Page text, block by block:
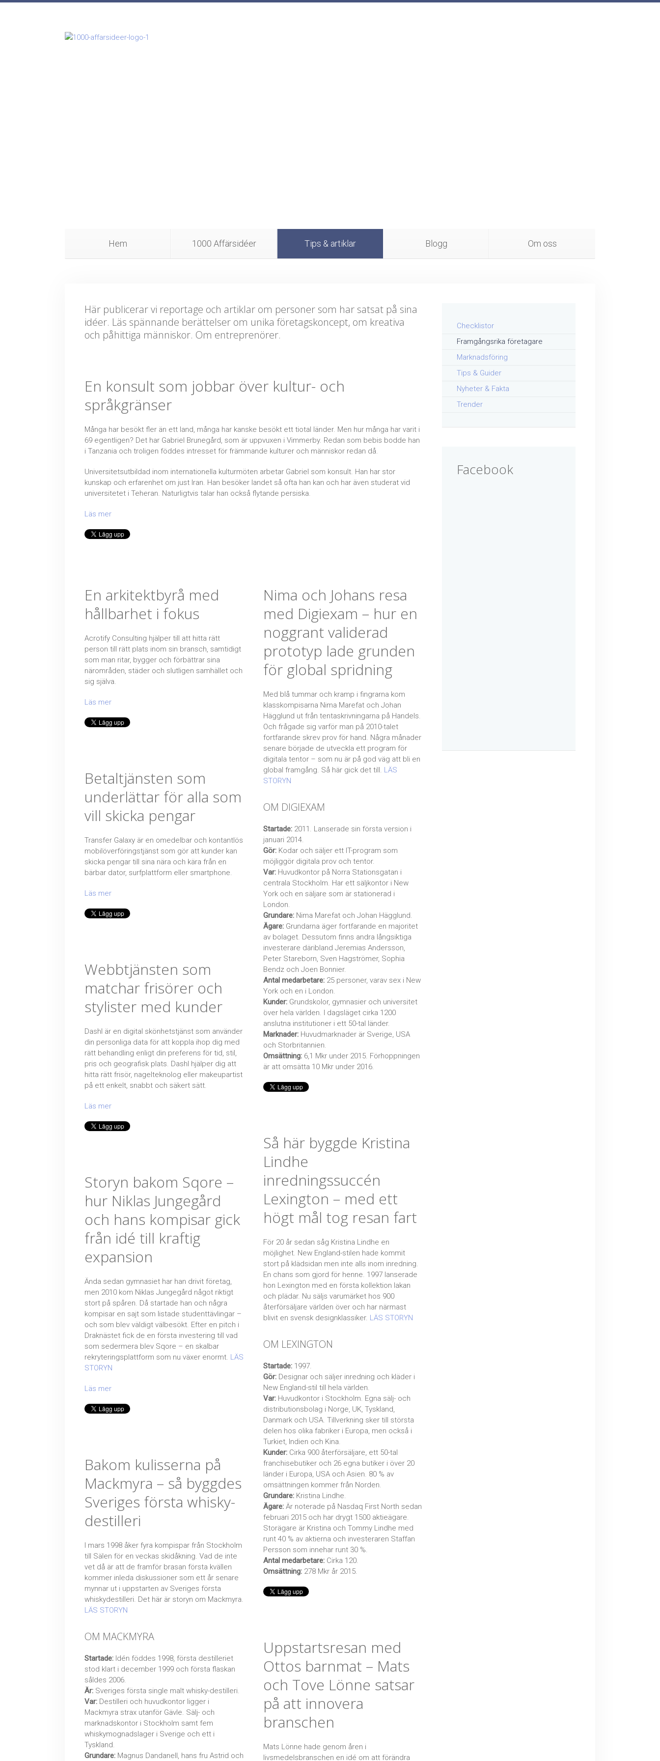
Hem 1000 Affärsidéer Tips & artiklar Blogg Om oss
Här publicerar vi reportage och artiklar om personer som har satsat på sina
idéer. Läs spännande berättelser om unika företagskoncept, om kreativa
och påhittiga människor. Om entreprenörer.
En konsult som jobbar över kultur- och
språkgränser
Många har besökt fler än ett land, många har kanske besökt ett tiotal länder. Men hur många har varit i
69 egentligen? Det har Gabriel Brunegård, som är uppvuxen i Vimmerby. Redan som bebis bodde han
i Tanzania och troligen föddes intresset för främmande kulturer och människor redan då.
Universitetsutbildad inom internationella kulturmöten arbetar Gabriel som konsult. Han har stor
kunskap och erfarenhet om just Iran. Han besöker landet så ofta han kan och har även studerat vid
universitetet i Teheran. Naturligtvis talar han också flytande persiska.
Läs mer
En arkitektbyrå med
hållbarhet i fokus
Acrotify Consulting hjälper till att hitta rätt
person till rätt plats inom sin bransch, samtidigt
som man ritar, bygger och förbättrar sina
närområden, städer och slutligen samhället och
sig själva.
Läs mer
Betaltjänsten som
underlättar för alla som
vill skicka pengar
Transfer Galaxy är en omedelbar och kontantlös
mobilöverföringstjänst som gör att kunder kan
skicka pengar till sina nära och kära från en
bärbar dator, surfplattform eller smartphone.
Läs mer
Webbtjänsten som
matchar frisörer och
stylister med kunder
Dashl är en digital skönhetstjänst som använder
din personliga data för att koppla ihop dig med
rätt behandling enligt din preferens för tid, stil,
pris och geografisk plats. Dashl hjälper dig att
hitta rätt frisör, nagelteknolog eller makeupartist
på ett enkelt, snabbt och säkert sätt.
Läs mer
Storyn bakom Sqore –
hur Niklas Jungegård
och hans kompisar gick
från idé till kraftig
expansion
Ända sedan gymnasiet har han drivit företag,
men 2010 kom Niklas Jungegård något riktigt
stort på spåren. Då startade han och några
kompisar en sajt som listade studenttävlingar –
och som blev väldigt välbesökt. Efter en pitch i
Draknästet fick de en första investering till vad
som sedermera blev Sqore – en skalbar
rekryteringsplattform som nu växer enormt. LÄS
STORYN
Läs mer
Bakom kulisserna på
Mackmyra – så byggdes
Sveriges första whisky-
destilleri
I mars 1998 åker fyra kompispar från Stockholm
till Sälen för en veckas skidåkning. Vad de inte
vet då är att de framför brasan första kvällen
kommer inleda diskussioner som ett år senare
mynnar ut i uppstarten av Sveriges första
whiskydestilleri. Det här är storyn om Mackmyra.
LÄS STORYN
OM MACKMYRA
Startade: Idén föddes 1998, första destilleriet
stod klart i december 1999 och första flaskan
såldes 2006.
Är: Sveriges första single malt whisky-destilleri.
Var: Destilleri och huvudkontor ligger i
Mackmyra strax utanför Gävle. Sälj- och
marknadskontor i Stockholm samt fem
whiskymognadslager i Sverige och ett i
Tyskland.
Grundare: Magnus Dandanell, hans fru Astrid och
Nima och Johans resa
med Digiexam – hur en
noggrant validerad
prototyp lade grunden
för global spridning
Med blå tummar och kramp i fingrarna kom
klasskompisarna Nima Marefat och Johan
Hägglund ut från tentaskrivningarna på Handels.
Och frågade sig varför man på 2010-talet
fortfarande skrev prov för hand. Några månader
senare började de utveckla ett program för
digitala tentor – som nu är på god väg att bli en
global framgång. Så här gick det till. LÄS
STORYN
OM DIGIEXAM
Startade: 2011. Lanserade sin första version i
januari 2014.
Gör: Kodar och säljer ett IT-program som
möjliggör digitala prov och tentor.
Var: Huvudkontor på Norra Stationsgatan i
centrala Stockholm. Har ett säljkontor i New
York och en säljare som är stationerad i
London.
Grundare: Nima Marefat och Johan Hägglund.
Ägare: Grundarna äger fortfarande en majoritet
av bolaget. Dessutom finns andra långsiktiga
investerare däribland Jeremias Andersson,
Peter Stareborn, Sven Hagströmer, Sophia
Bendz och Joen Bonnier.
Antal medarbetare: 25 personer, varav sex i New
York och en i London.
Kunder: Grundskolor, gymnasier och universitet
över hela världen. I dagsläget cirka 1200
anslutna institutioner i ett 50-tal länder.
Marknader: Huvudmarknader är Sverige, USA
och Storbritannien.
Omsättning: 6,1 Mkr under 2015. Förhoppningen
är att omsätta 10 Mkr under 2016.
Så här byggde Kristina
Lindhe
inredningssuccén
Lexington – med ett
högt mål tog resan fart
För 20 år sedan såg Kristina Lindhe en
möjlighet. New England-stilen hade kommit
stort på klädsidan men inte alls inom inredning.
En chans som gjord för henne. 1997 lanserade
hon Lexington med en första kollektion lakan
och plädar. Nu säljs varumärket hos 900
återförsäljare världen över och har närmast
blivit en svensk designklassiker. LÄS STORYN
OM LEXINGTON
Startade: 1997.
Gör: Designar och säljer inredning och kläder i
New England-stil till hela världen.
Var: Huvudkontor i Stockholm. Egna sälj- och
distributionsbolag i Norge, UK, Tyskland,
Danmark och USA. Tillverkning sker till största
delen hos olika fabriker i Europa, men också i
Turkiet, Indien och Kina.
Kunder: Cirka 900 återförsäljare, ett 50-tal
franchisebutiker och 26 egna butiker i över 20
länder i Europa, USA och Asien. 80 % av
omsättningen kommer från Norden.
Grundare: Kristina Lindhe.
Ägare: Är noterade på Nasdaq First North sedan
februari 2015 och har drygt 1500 aktieägare.
Storägare är Kristina och Tommy Lindhe med
runt 40 % av aktierna och investeraren Staffan
Persson som innehar runt 30 %.
Antal medarbetare: Cirka 120.
Omsättning: 278 Mkr år 2015.
Uppstartsresan med
Ottos barnmat – Mats
och Tove Lönne satsar
på att innovera
branschen
Mats Lönne hade genom åren i
livsmedelsbranschen en idé om att förändra
Checklistor
Framgångsrika företagare
Marknadsföring
Tips & Guider
Nyheter & Fakta
Trender
Facebook